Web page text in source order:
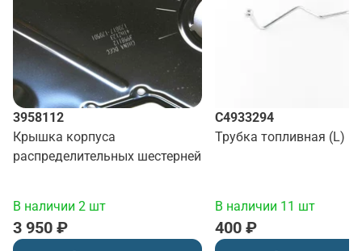
3958112
Крышка корпуса
распределительных шестерней
В наличии 2 шт
3 950 ₽
C4933294
Трубка топливная (L)
В наличии 11 шт
400 ₽